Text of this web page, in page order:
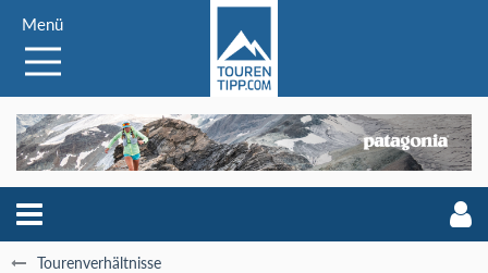
Menü
Tourenverhältnisse